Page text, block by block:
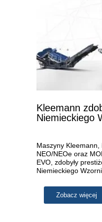
Kleemann
Niemieckiego
Maszyny Kleemann,
NEO/NEOe oraz
EVO, zdobyły
Niemieckiego
Zobacz więcej